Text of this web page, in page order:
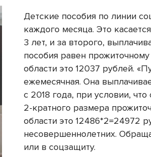
Детские пособия по линии
каждого месяца. Это
3 лет, и за второго,
пособия равен
области это 12037 рублей.
ежемесячная. Она
с 2018 года, при условии,
2-кратного размера
области это 12486*2=24972
несовершеннолетних.
или в соцзащиту.